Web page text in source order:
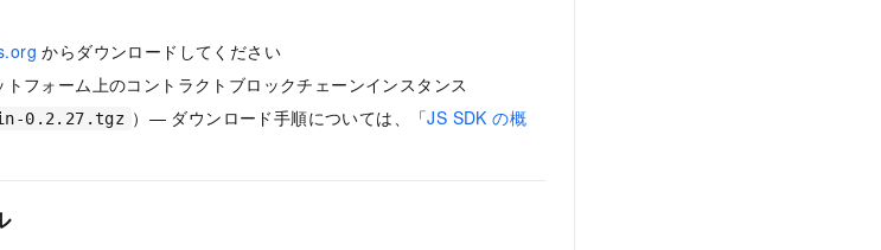
からダウンロードしてください
フォーム上のコントラクトブロックチェーンインスタンス
0.2.27.tgz ）— ダウンロード手順については、「JS SDK の概